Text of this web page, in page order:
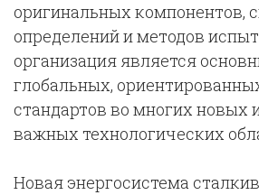
оригинальных компонентов,
определений и методов
организация является
глобальных,
стандартов во многих новых
важных технологических
Новая энергосистема